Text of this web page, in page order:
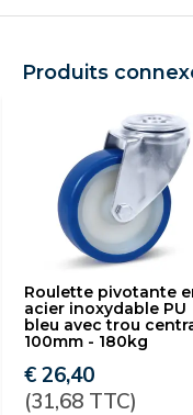
Produits
Roulette pivotante
acier inoxydable PU
bleu avec trou
100mm - 180kg
€ 26,40
(31,68 TTC)